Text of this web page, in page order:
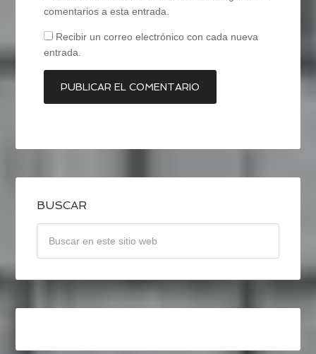
comentarios a esta entrada.
Recibir un correo electrónico con cada nueva
entrada.
BUSCAR